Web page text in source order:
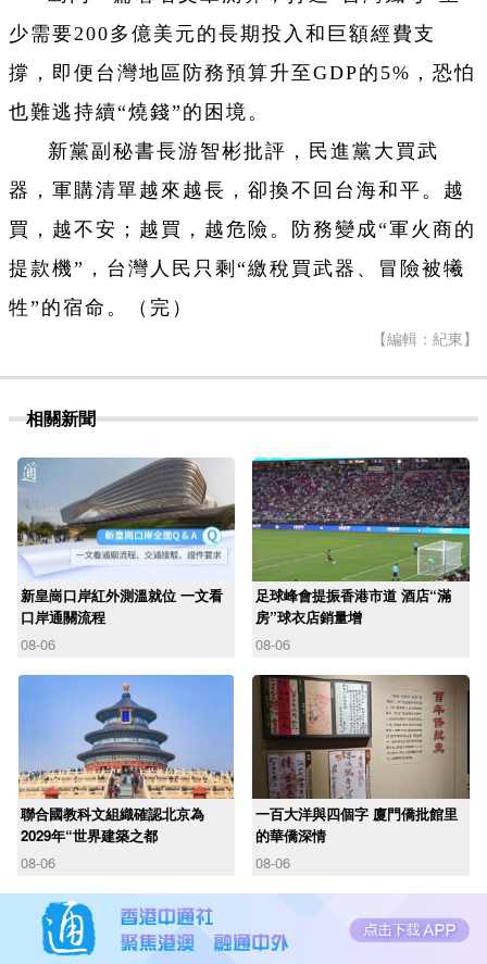
少需要200多億美元的長期投入和巨額經費支
撐，即便台灣地區防務預算升至GDP的5%，恐怕
也難逃持續“燒錢”的困境。
新黨副秘書長游智彬批評，民進黨大買武
器，軍購清單越來越長，卻換不回台海和平。越
買，越不安；越買，越危險。防務變成“軍火商的
提款機”，台灣人民只剩“繳稅買武器、冒險被犧
牲”的宿命。（完）
【編輯：紀東】
相關新聞
新皇崗口岸紅外測溫就位 一文看
口岸通關流程
08-06
足球峰會提振香港市道 酒店“滿
房”球衣店銷量增
08-06
聯合國教科文組織確認北京為
2029年“世界建築之都
08-06
一百大洋與四個字 廈門僑批館里
的華僑深情
08-06